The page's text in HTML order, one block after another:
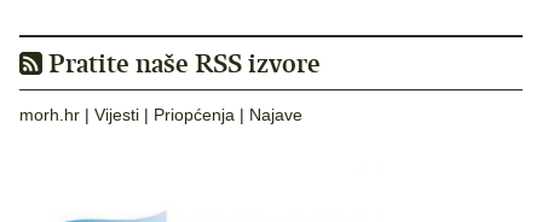
Pratite naše RSS izvore
morh.hr | Vijesti | Priopćenja | Najave